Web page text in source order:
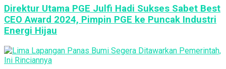
Direktur Utama PGE Julfi Hadi Sukses Sabet Best
CEO Award 2024, Pimpin PGE ke Puncak Industri
Energi Hijau